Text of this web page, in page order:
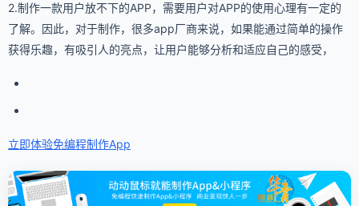
2.制作一款用户放不下的APP，需要用户对APP的使用心理有一定的
了解。因此，对于制作，很多app厂商来说，如果能通过简单的操作
获得乐趣，有吸引人的亮点，让用户能够分析和适应自己的感受，
立即体验免编程制作App